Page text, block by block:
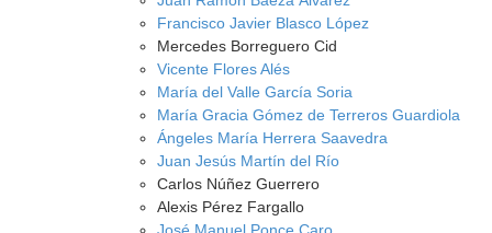
Francisco Javier Blasco López
Mercedes Borreguero Cid
Vicente Flores Alés
María del Valle García Soria
María Gracia Gómez de Terreros Guardiola
Ángeles María Herrera Saavedra
Juan Jesús Martín del Río
Carlos Núñez Guerrero
Alexis Pérez Fargallo